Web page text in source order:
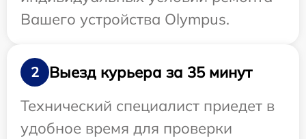
Вашего устройства Olympus.
2
Выезд курьера за 35 минут
Технический специалист приедет в
удобное время для проверки